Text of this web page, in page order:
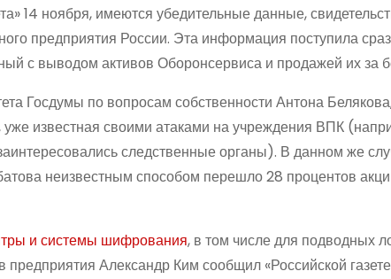
14 ноября, имеются убедительные данные,
предприятия России. Эта информация поступила
с выводом активов Оборонсервиса и продажей их за
Госдумы по вопросам собственности Антона
известная своими атаками на учреждения ВПК
следственные органы). В данном же
неизвестным способом перешло 28 процентов
и системы шифрования, в том числе для подводных
предприятия Александр Ким сообщил «Российской